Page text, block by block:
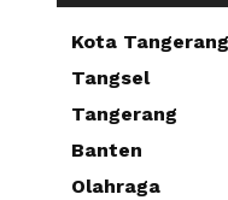
Kota Tangerang
Tangsel
Tangerang
Banten
Olahraga